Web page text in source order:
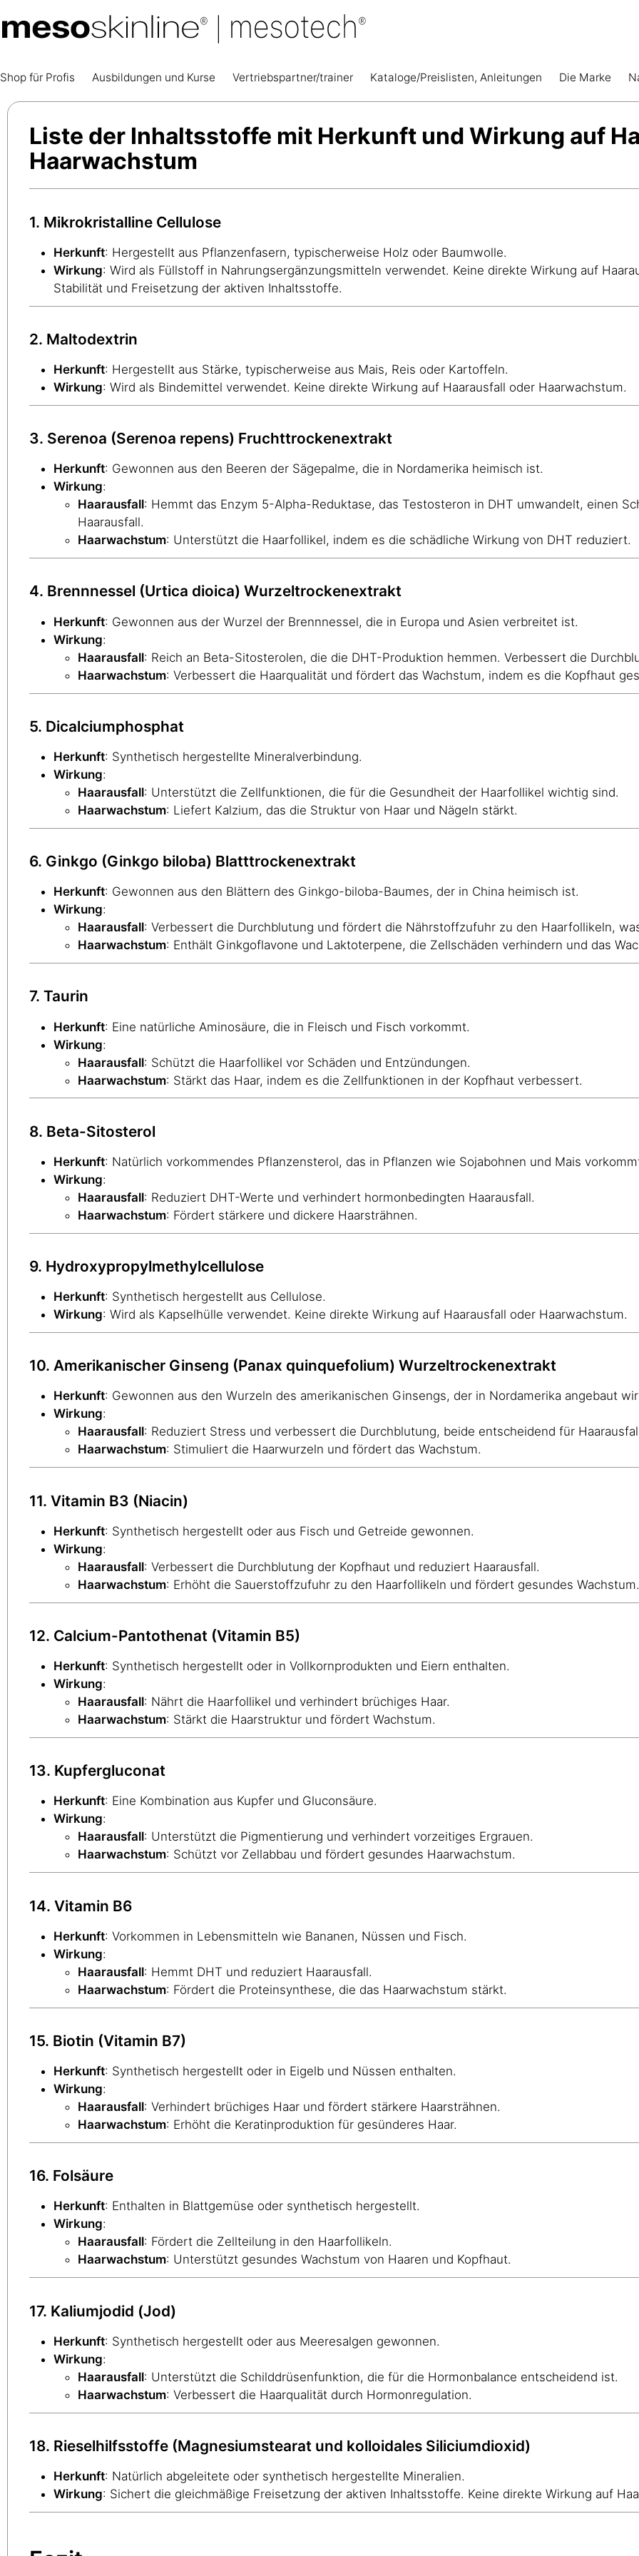
Shop für Profis Ausbildungen und Kurse Vertriebspartner/trainer Kataloge/Preislisten, Anleitungen Die Marke
Liste der Inhaltsstoffe mit Herkunft und Wirkung auf
Haarwachstum
1. Mikrokristalline Cellulose
Herkunft: Hergestellt aus Pflanzenfasern, typischerweise Holz oder Baumwolle.
Wirkung: Wird als Füllstoff in Nahrungsergänzungsmitteln verwendet. Keine direkte Wirkung auf
Stabilität und Freisetzung der aktiven Inhaltsstoffe.
2. Maltodextrin
Herkunft: Hergestellt aus Stärke, typischerweise aus Mais, Reis oder Kartoffeln.
Wirkung: Wird als Bindemittel verwendet. Keine direkte Wirkung auf Haarausfall oder Haarwachstum.
3. Serenoa (Serenoa repens) Fruchttrockenextrakt
Herkunft: Gewonnen aus den Beeren der Sägepalme, die in Nordamerika heimisch ist.
Wirkung:
Haarausfall: Hemmt das Enzym 5-Alpha-Reduktase, das Testosteron in DHT umwandelt, einen
Haarausfall.
Haarwachstum: Unterstützt die Haarfollikel, indem es die schädliche Wirkung von DHT reduziert.
4. Brennnessel (Urtica dioica) Wurzeltrockenextrakt
Herkunft: Gewonnen aus der Wurzel der Brennnessel, die in Europa und Asien verbreitet ist.
Wirkung:
Haarausfall: Reich an Beta-Sitosterolen, die die DHT-Produktion hemmen. Verbessert die
Haarwachstum: Verbessert die Haarqualität und fördert das Wachstum, indem es die Kopfhaut
5. Dicalciumphosphat
Herkunft: Synthetisch hergestellte Mineralverbindung.
Wirkung:
Haarausfall: Unterstützt die Zellfunktionen, die für die Gesundheit der Haarfollikel wichtig sind.
Haarwachstum: Liefert Kalzium, das die Struktur von Haar und Nägeln stärkt.
6. Ginkgo (Ginkgo biloba) Blatttrockenextrakt
Herkunft: Gewonnen aus den Blättern des Ginkgo-biloba-Baumes, der in China heimisch ist.
Wirkung:
Haarausfall: Verbessert die Durchblutung und fördert die Nährstoffzufuhr zu den Haarfollikeln,
Haarwachstum: Enthält Ginkgoflavone und Laktoterpene, die Zellschäden verhindern und das
7. Taurin
Herkunft: Eine natürliche Aminosäure, die in Fleisch und Fisch vorkommt.
Wirkung:
Haarausfall: Schützt die Haarfollikel vor Schäden und Entzündungen.
Haarwachstum: Stärkt das Haar, indem es die Zellfunktionen in der Kopfhaut verbessert.
8. Beta-Sitosterol
Herkunft: Natürlich vorkommendes Pflanzensterol, das in Pflanzen wie Sojabohnen und Mais
Wirkung:
Haarausfall: Reduziert DHT-Werte und verhindert hormonbedingten Haarausfall.
Haarwachstum: Fördert stärkere und dickere Haarsträhnen.
9. Hydroxypropylmethylcellulose
Herkunft: Synthetisch hergestellt aus Cellulose.
Wirkung: Wird als Kapselhülle verwendet. Keine direkte Wirkung auf Haarausfall oder Haarwachstum.
10. Amerikanischer Ginseng (Panax quinquefolium) Wurzeltrockenextrakt
Herkunft: Gewonnen aus den Wurzeln des amerikanischen Ginsengs, der in Nordamerika angebaut
Wirkung:
Haarausfall: Reduziert Stress und verbessert die Durchblutung, beide entscheidend für
Haarwachstum: Stimuliert die Haarwurzeln und fördert das Wachstum.
11. Vitamin B3 (Niacin)
Herkunft: Synthetisch hergestellt oder aus Fisch und Getreide gewonnen.
Wirkung:
Haarausfall: Verbessert die Durchblutung der Kopfhaut und reduziert Haarausfall.
Haarwachstum: Erhöht die Sauerstoffzufuhr zu den Haarfollikeln und fördert gesundes Wachstum.
12. Calcium-Pantothenat (Vitamin B5)
Herkunft: Synthetisch hergestellt oder in Vollkornprodukten und Eiern enthalten.
Wirkung:
Haarausfall: Nährt die Haarfollikel und verhindert brüchiges Haar.
Haarwachstum: Stärkt die Haarstruktur und fördert Wachstum.
13. Kupfergluconat
Herkunft: Eine Kombination aus Kupfer und Gluconsäure.
Wirkung:
Haarausfall: Unterstützt die Pigmentierung und verhindert vorzeitiges Ergrauen.
Haarwachstum: Schützt vor Zellabbau und fördert gesundes Haarwachstum.
14. Vitamin B6
Herkunft: Vorkommen in Lebensmitteln wie Bananen, Nüssen und Fisch.
Wirkung:
Haarausfall: Hemmt DHT und reduziert Haarausfall.
Haarwachstum: Fördert die Proteinsynthese, die das Haarwachstum stärkt.
15. Biotin (Vitamin B7)
Herkunft: Synthetisch hergestellt oder in Eigelb und Nüssen enthalten.
Wirkung:
Haarausfall: Verhindert brüchiges Haar und fördert stärkere Haarsträhnen.
Haarwachstum: Erhöht die Keratinproduktion für gesünderes Haar.
16. Folsäure
Herkunft: Enthalten in Blattgemüse oder synthetisch hergestellt.
Wirkung:
Haarausfall: Fördert die Zellteilung in den Haarfollikeln.
Haarwachstum: Unterstützt gesundes Wachstum von Haaren und Kopfhaut.
17. Kaliumjodid (Jod)
Herkunft: Synthetisch hergestellt oder aus Meeresalgen gewonnen.
Wirkung:
Haarausfall: Unterstützt die Schilddrüsenfunktion, die für die Hormonbalance entscheidend ist.
Haarwachstum: Verbessert die Haarqualität durch Hormonregulation.
18. Rieselhilfsstoffe (Magnesiumstearat und kolloidales Siliciumdioxid)
Herkunft: Natürlich abgeleitete oder synthetisch hergestellte Mineralien.
Wirkung: Sichert die gleichmäßige Freisetzung der aktiven Inhaltsstoffe. Keine direkte Wirkung auf